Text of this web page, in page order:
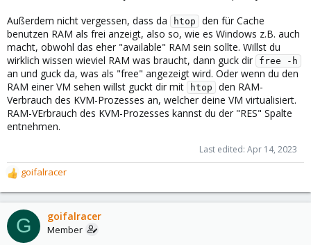
Außerdem nicht vergessen, dass da
htop
den für Cache
benutzen RAM als frei anzeigt, also so, wie es Windows z.B. auch
macht, obwohl das eher "available" RAM sein sollte. Willst du
wirklich wissen wieviel RAM was braucht, dann guck dir
free -h
an und guck da, was als "free" angezeigt wird. Oder wenn du den
RAM einer VM sehen willst guckt dir mit
htop
den RAM-
Verbrauch des KVM-Prozesses an, welcher deine VM virtualisiert.
RAM-VErbrauch des KVM-Prozesses kannst du der "RES" Spalte
entnehmen.
Last edited: Apr 14, 2023
R
e
a
c
t
goifalracer
G goifalracer
Member